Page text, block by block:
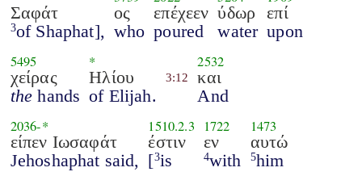
Σαφάτ
3of Shaphat],
ος
who
επέχεεν
poured
ύδωρ
water
επί
upon
5495
χείρας
the hands
*
Ηλίου
of Elijah.
3:12
2532
και
And
2036-*
είπεν Ιωσαφάτ
Jehoshaphat said,
1510.2.3
έστιν
[3is
1722
εν
4with
1473
αυτώ
5him